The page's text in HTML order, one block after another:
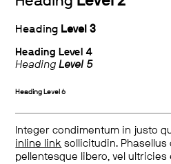
Heading Level 3
Heading Level 4
HeadingLevel 5
Heading Level 6
Integer condimentum in justo
inline link sollicitudin.
pellentesque libero, vel ultricies